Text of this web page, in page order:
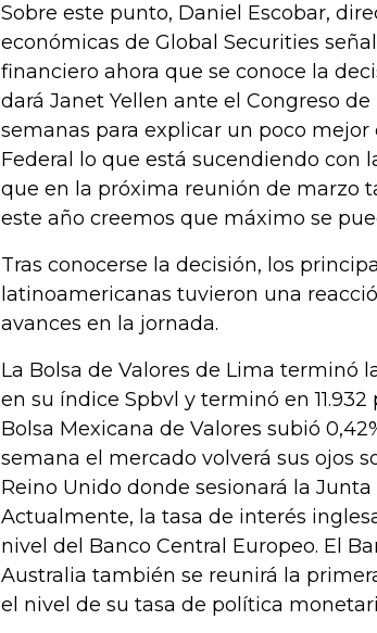
Sobre este punto, Daniel Escobar,
económicas de Global Securities
financiero ahora que se conoce la
dará Janet Yellen ante el Congreso
semanas para explicar un poco mejor
Federal lo que está sucendiendo con
que en la próxima reunión de marzo
este año creemos que máximo se
Tras conocerse la decisión, los
latinoamericanas tuvieron una
avances en la jornada.
La Bolsa de Valores de Lima terminó
en su índice Spbvl y terminó en
Bolsa Mexicana de Valores subió
semana el mercado volverá sus ojos
Reino Unido donde sesionará la
Actualmente, la tasa de interés
nivel del Banco Central Europeo. El
Australia también se reunirá la
el nivel de su tasa de política